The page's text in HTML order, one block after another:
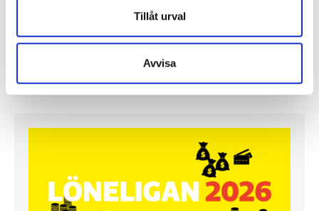
Tillåt urval
Avvisa
Så mycket tjänar mediecheferna